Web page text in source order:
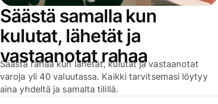
Säästä samalla kun
kulutat, lähetät ja
vastaanotat rahaa
Säästä rahaa kun lähetät, kulutat ja vastaanotat
varoja yli 40 valuutassa. Kaikki tarvitsemasi löytyy
aina yhdeltä ja samalta tilillä.